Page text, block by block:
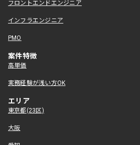
フロントエンドエンジニア
インフラエンジニア
PMO
案件特徴
高単価
実務経験が浅い方OK
エリア
東京都(23区)
大阪